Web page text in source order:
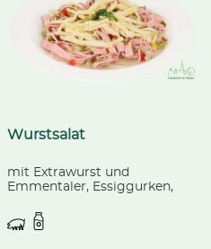
Wurstsalat
mit Extrawurst und
Emmentaler, Essiggurken,